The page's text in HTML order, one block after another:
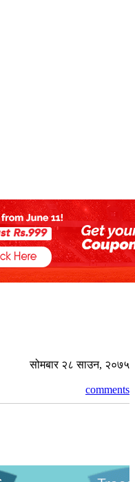
सोमबार २८ साउन, २०७५
comments